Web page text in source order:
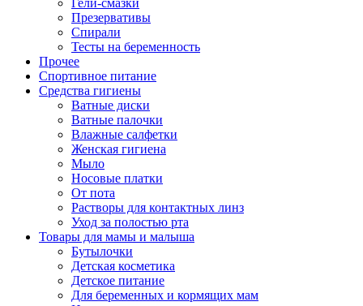
Гели-смазки
Презервативы
Спирали
Тесты на беременность
Прочее
Спортивное питание
Средства гигиены
Ватные диски
Ватные палочки
Влажные салфетки
Женская гигиена
Мыло
Носовые платки
От пота
Растворы для контактных линз
Уход за полостью рта
Товары для мамы и малыша
Бутылочки
Детская косметика
Детское питание
Для беременных и кормящих мам